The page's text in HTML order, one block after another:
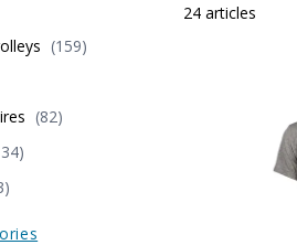
(159)
(82)
)
)
24 articles